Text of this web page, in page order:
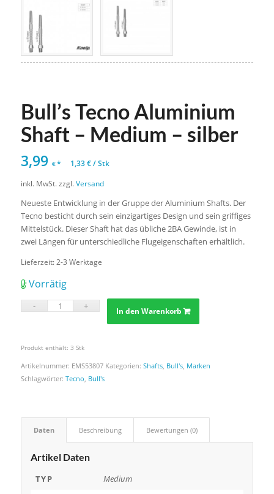
Bull’s Tecno Aluminium
Shaft – Medium – silber
3,99 €* 1,33€/Stk
inkl. MwSt. zzgl.Versand
Neueste Entwicklung in der Gruppe der Aluminium Shafts. Der
Tecno besticht durch sein einzigartiges Design und sein griffiges
Mittelstück. Dieser Shaft hat das übliche 2BA Gewinde, ist in
zwei Längen für unterschiedliche Flugeigenschaften erhältlich.
Lieferzeit: 2-3 Werktage
Vorrätig
In den Warenkorb
Produkt enthält: 3 Stk
Artikelnummer: EMS53807 Kategorien: Shafts, Bull's, Marken
Schlagwörter: Tecno, Bull's
Daten Beschreibung Bewertungen (0)
Artikel Daten
TYP
Medium